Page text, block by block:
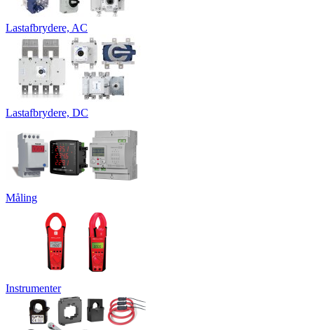
Lastafbrydere, AC
Lastafbrydere, DC
Måling
Instrumenter